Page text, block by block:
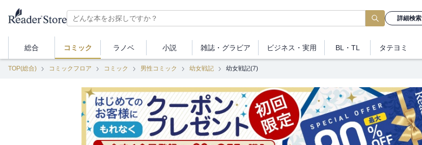
詳細検索
総合 コミック ラノベ 小説 雑誌・ グラビア ビジネス ・実用 BL・TL タテヨミ
TOP(総合) コミックフロア コミック 男性コミック 幼女戦記 幼女戦記(7)